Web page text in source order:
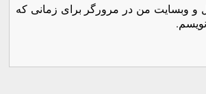
و وبسایت من در مرورگر برای زمانی که